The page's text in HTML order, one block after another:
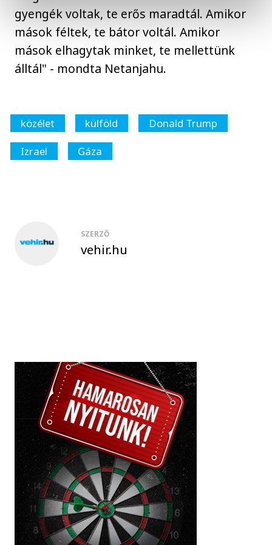
gyengék voltak, te erős maradtál. Amikor
mások féltek, te bátor voltál. Amikor
mások elhagytak minket, te mellettünk
álltál" - mondta Netanjahu.
közélet külföld
Donald Trump
Izrael
Gáza
SZERZŐ
vehir.hu